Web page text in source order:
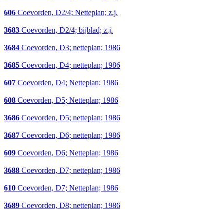
606 Coevorden, D2/4; Netteplan; z.j.
3683 Coevorden, D2/4; bijblad; z.j.
3684 Coevorden, D3; netteplan; 1986
3685 Coevorden, D4; netteplan; 1986
607 Coevorden, D4; Netteplan; 1986
608 Coevorden, D5; Netteplan; 1986
3686 Coevorden, D5; netteplan; 1986
3687 Coevorden, D6; netteplan; 1986
609 Coevorden, D6; Netteplan; 1986
3688 Coevorden, D7; netteplan; 1986
610 Coevorden, D7; Netteplan; 1986
3689 Coevorden, D8; netteplan; 1986